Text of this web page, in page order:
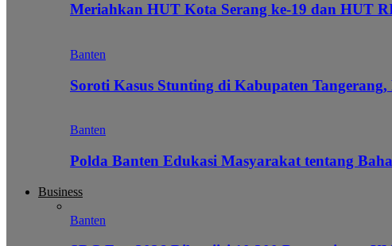
Meriahkan HUT Kota Serang ke-19 dan HUT
Banten
Soroti Kasus Stunting di Kabupaten
Banten
Polda Banten Edukasi Masyarakat tentang
Business
Banten